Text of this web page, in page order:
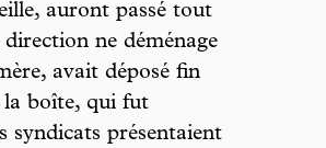
auront passé tout
ne déménage
avait déposé fin
la boîte, qui fut
syndicats présentaient